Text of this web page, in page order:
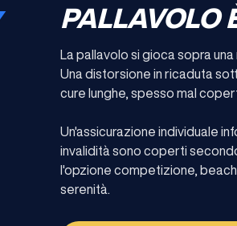
PALLAVOLO
La pallavolo si gioca sopra
Una distorsione in ricaduta
cure lunghe, spesso mal
Un'assicurazione individuale
invalidità sono coperti
l'opzione competizione,
serenità.